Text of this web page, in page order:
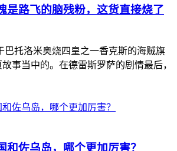
是路飞的脑残粉，这货直接烧了
巴托洛米奥烧四皇之一香克斯的海贼旗
事当中的。在德雷斯罗萨的剧情最后，
和佐乌岛，哪个更加厉害？